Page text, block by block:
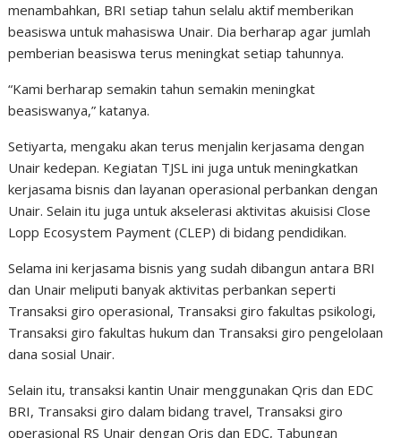
menambahkan, BRI setiap tahun selalu aktif memberikan
beasiswa untuk mahasiswa Unair. Dia berharap agar jumlah
pemberian beasiswa terus meningkat setiap tahunnya.
“Kami berharap semakin tahun semakin meningkat
beasiswanya,” katanya.
Setiyarta, mengaku akan terus menjalin kerjasama dengan
Unair kedepan. Kegiatan TJSL ini juga untuk meningkatkan
kerjasama bisnis dan layanan operasional perbankan dengan
Unair. Selain itu juga untuk akselerasi aktivitas akuisisi Close
Lopp Ecosystem Payment (CLEP) di bidang pendidikan.
Selama ini kerjasama bisnis yang sudah dibangun antara BRI
dan Unair meliputi banyak aktivitas perbankan seperti
Transaksi giro operasional, Transaksi giro fakultas psikologi,
Transaksi giro fakultas hukum dan Transaksi giro pengelolaan
dana sosial Unair.
Selain itu, transaksi kantin Unair menggunakan Qris dan EDC
BRI, Transaksi giro dalam bidang travel, Transaksi giro
operasional RS Unair dengan Qris dan EDC, Tabungan